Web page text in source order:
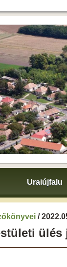
Uraiújfalu
/